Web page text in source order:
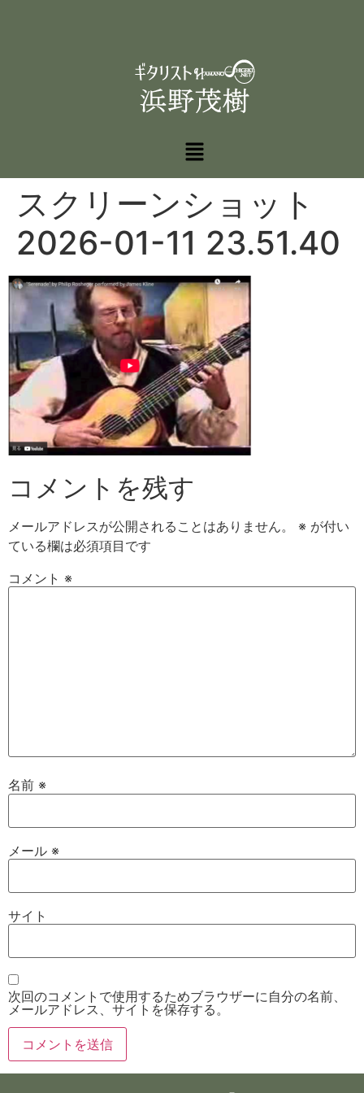
スクリーンショット
2026-01-11 23.51.40
コメントを残す
メールアドレスが公開されることはありません。 ※ が付い
ている欄は必須項目です
コメント ※
名前 ※
メール ※
サイト
次回のコメントで使用するためブラウザーに自分の名前、
メールアドレス、サイトを保存する。